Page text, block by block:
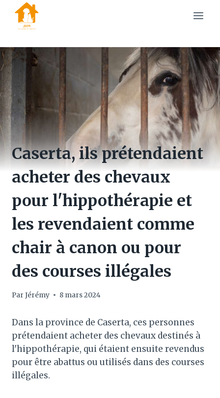
content
Caserta, ils prétendaient
acheter des chevaux
pour l'hippothérapie et
les revendaient comme
chair à canon ou pour
des courses illégales
Par Jérémy 8 mars 2024
Dans la province de Caserta, ces personnes
prétendaient acheter des chevaux destinés à
l'hippothérapie, qui étaient ensuite revendus
pour être abattus ou utilisés dans des courses
illégales.